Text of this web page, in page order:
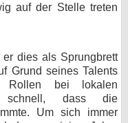
auf der Stelle treten
dies als Sprungbrett
Grund seines Talents
Rollen bei lokalen
schnell, dass die
Um sich immer